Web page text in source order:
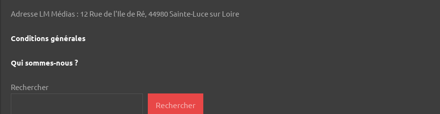
Adresse LM Médias : 12 Rue de l'Ile de Ré, 44980 Sainte-Luce sur Loire
Conditions générales
Qui sommes-nous ?
Rechercher
Rechercher